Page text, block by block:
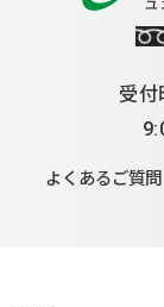
受付
よくあるご質問